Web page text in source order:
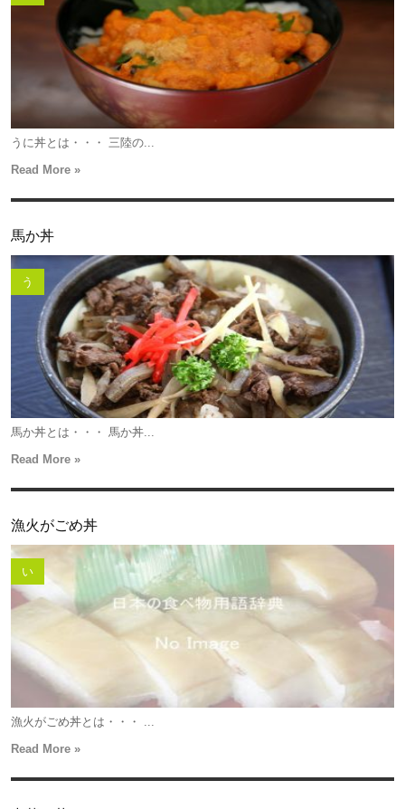
うに丼とは・・・ 三陸の...
Read More »
馬か丼
う
馬か丼とは・・・ 馬か丼...
Read More »
漁火がごめ丼
い
漁火がごめ丼とは・・・ ...
Read More »